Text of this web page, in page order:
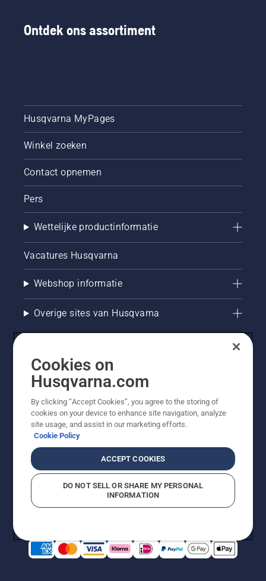
Ontdek ons assortiment
Husqvarna MyPages
Winkel zoeken
Contact opnemen
Pers
Wettelijke productinformatie
Vacatures Husqvarna
Webshop informatie
Overige sites van Husqvarna
© Husqvarna AB (publ). Alle rechten voorbehouden. De
getoonde prijzen zijn consumentenadviesprijzen. Alle
vermelde prijzen zijn adviesverkoopprijzen (incl. BTW),
tenzij het product beschikbaar is voor directe aankoop.
CookiebeleidGebruiksvoorwaarden Privacyverklaring
BedrijfsgegevensReport Suspected Violations
Cookies on
Husqvarna.com
By clicking “Accept Cookies”, you agree to the storing of
cookies on your device to enhance site navigation, analyze
site usage, and assist in our marketing efforts.
Cookie Policy
ACCEPT COOKIES
DO NOT SELL OR SHARE MY PERSONAL
INFORMATION